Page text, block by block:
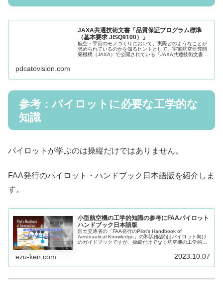
JAXA共通技術文書「品質保証プログラム標準
（基本要求 JISQ9100）」
航空・宇宙のモノづくりにおいて、実際どのようなことが
求められているのかを知るヒントとして、宇宙航空研究開
発機構（JAXA）で公開されている「JAXA共通技術文書」
pdcatovision.com
参考：パイロットに必要な工学的な
知識
パイロットが学ぶのは操縦だけではありません。
FAA発行のパイロット・ハンドブック日本語版を紹介しま
す。
小型航空機の工学的知識の参考にFAAパイロット
ハンドブック日本語版
国土交通省の「FAA発行のPilot’s Handbook of
Aeronautical Knowledge」の和訳(仮訳)はパイロット向け
のガイドブックですが、操縦だけでなく航空機の工学的な
かりやすかったのでその概要を説明します。
ezu-ken.com 2023.10.07